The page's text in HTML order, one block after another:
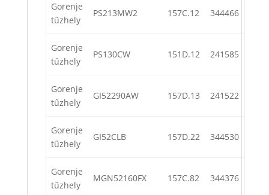
Gorenje
tűzhely
PS213MW2 157C.12 344466
Gorenje
tűzhely
PS130CW 151D.12 241585
Gorenje
tűzhely
GI52290AW 157D.13 241522
Gorenje
tűzhely
GI52CLB 157D.22 344530
Gorenje
tűzhely
MGN52160FX 157C.82 344376